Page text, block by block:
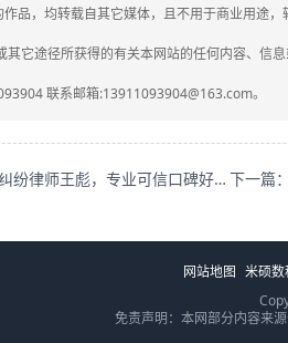
品，均转载自其它媒体，且不用于商业用途
它途径所获得的有关本网站的任何内容、信
联系邮箱:13911093904@163.com。
上一篇：陕西西安资质全的劳动纠纷律师王彪，专业可信口碑好咋联系？
网站地图 米硕数
免责声明：本网部分内容来